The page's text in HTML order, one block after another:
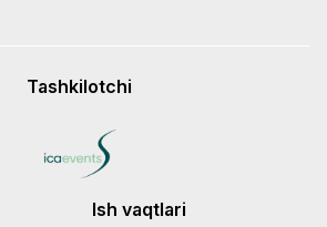
Tashkilotchi
Ish vaqtlari